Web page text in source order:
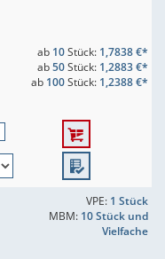
ab 10Stück: 1,7838 €*
ab50Stück: 1,2883 €*
ab 100Stück: 1,2388 €*
VPE: 1 Stück
MBM: 10 Stück und
Vielfache